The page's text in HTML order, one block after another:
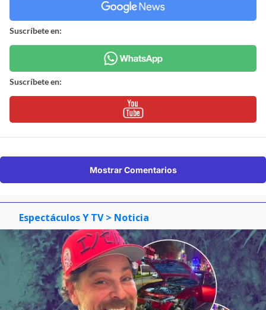
Revisa nuestra página de correcciones
Mostrar Comentarios
Espectáculos Y TV> Noticia